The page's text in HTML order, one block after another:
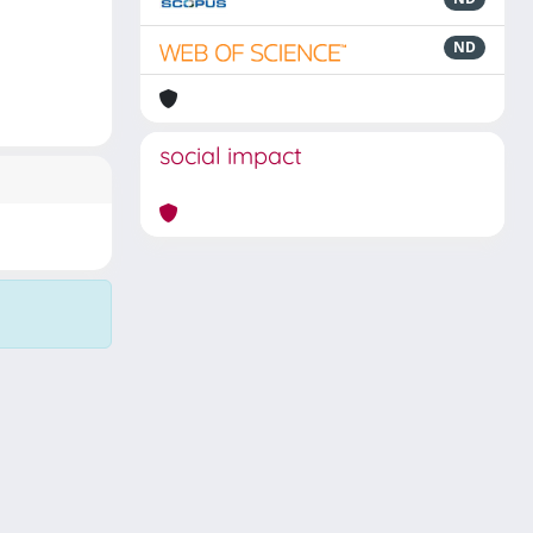
ND
social impact